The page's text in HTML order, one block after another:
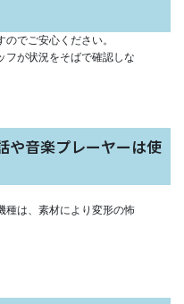
でご安心ください。
フが状況をそばで確認しな
や音楽プレーヤーは使
種は、素材により変形の怖